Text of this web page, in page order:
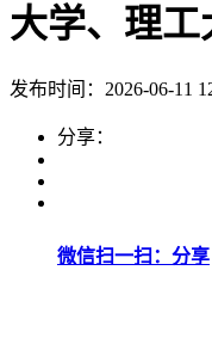
大学、理工
发布时间：2026-06-11
分享：
微信扫一扫：分享